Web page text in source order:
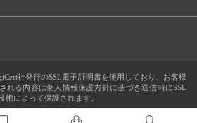
社発行のSSL電子証明書を使用しており、お客様
れる内容は個人情報保護方針に基づき送信時にSSL
術によって保護されます。